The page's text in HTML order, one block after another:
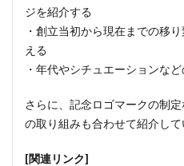
ジを紹介する
・創立当初から現在までの移
える
・年代やシチュエーションな
さらに、記念ロゴマークの制
の取り組みも合わせて紹介して
[関連リンク]